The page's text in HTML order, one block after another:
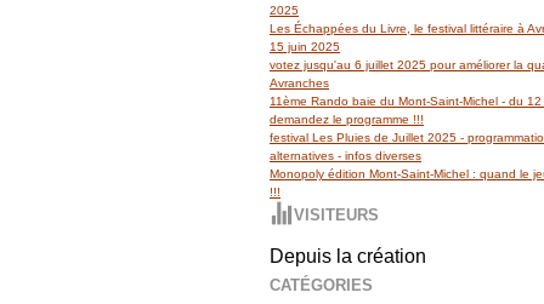
2025
Les Échappées du Livre, le festival littéraire à
15 juin 2025
votez jusqu'au 6 juillet 2025 pour améliorer la
Avranches
11ème Rando baie du Mont-Saint-Michel - du
demandez le programme !!!
festival Les Pluies de Juillet 2025 -
alternatives - infos diverses
Monopoly édition Mont-Saint-Michel : quand le
!!!
VISITEURS
Depuis la création
CATÉGORIES